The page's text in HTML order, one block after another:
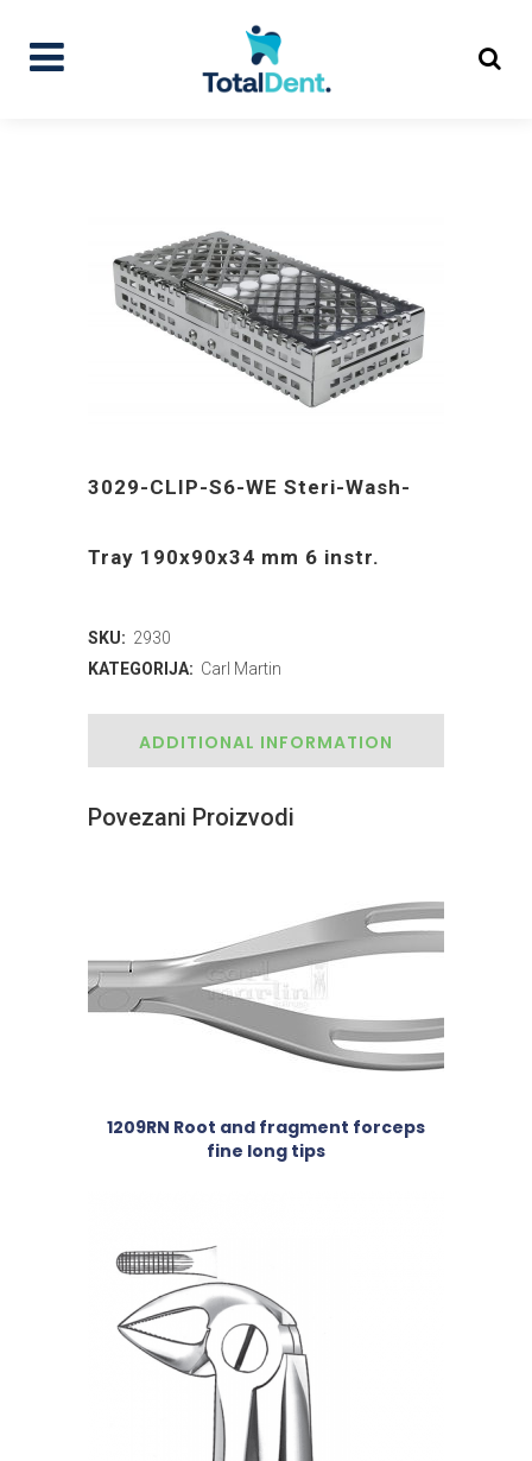
3029-CLIP-S6-WE Steri-Wash-
Tray 190x90x34 mm 6 instr.
SKU: 2930
KATEGORIJA: Carl Martin
ADDITIONAL INFORMATION
Povezani Proizvodi
1209RN Root and fragment forceps
fine long tips